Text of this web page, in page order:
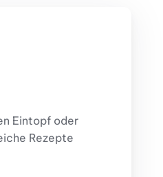
Eintopf oder
Rezepte